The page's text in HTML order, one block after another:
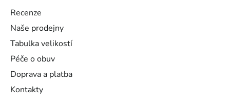
Recenze
Naše prodejny
Tabulka velikostí
Péče o obuv
Doprava a platba
Kontakty